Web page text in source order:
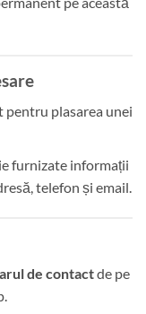
pentru plasarea unei
furnizate informații
telefon și email.
de contactde pe